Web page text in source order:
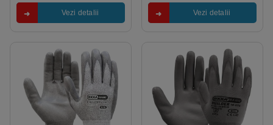
Vezi detalii Vezi detalii